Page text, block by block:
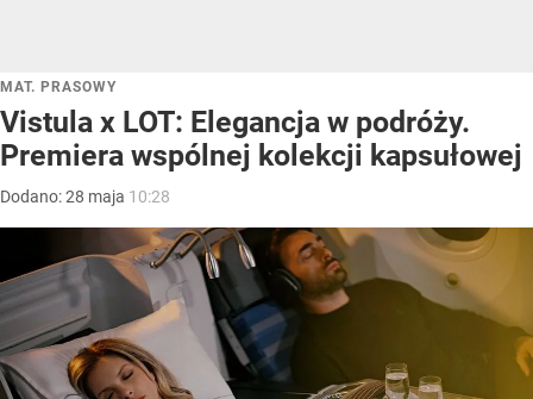
MAT. PRASOWY
Vistula x LOT: Elegancja w podróży.
Premiera wspólnej kolekcji kapsułowej
Dodano:28 maja 10:28